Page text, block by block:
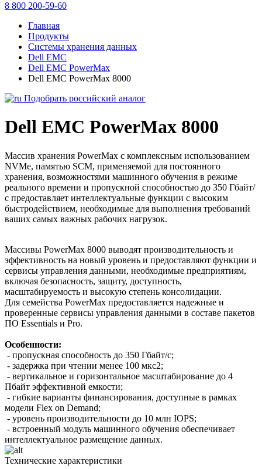
8 800 200-59-60
Главная
Продукты
Системы хранения данных
Dell EMC
Dell EMC PowerMax
Dell EMC PowerMax 8000
Подобрать российский аналог
Dell EMC PowerMax 8000
Массив хранения PowerMax с комплексным использованием
NVMe, памятью SCM, применяемой для постоянного
хранения, возможностями машинного обучения в режиме
реального времени и пропускной способностью до 350 Гбайт/
с предоставляет интеллектуальные функции с высоким
быстродействием, необходимые для выполнения требований
ваших самых важных рабочих нагрузок.
Массивы PowerMax 8000 выводят производительность и
эффективность на новый уровень и предоставляют функции и
сервисы управления данными, необходимые предприятиям,
включая безопасность, защиту, доступность,
масштабируемость и высокую степень консолидации.
Для семейства PowerMax предоставляется надежные и
проверенные сервисы управления данными в составе пакетов
ПО Essentials и Pro.
Особенности:
- пропускная способность до 350 Гбайт/с;
- задержка при чтении менее 100 мкс2;
- вертикальное и горизонтальное масштабирование до 4
Пбайт эффективной емкости;
- гибкие варианты финансирования, доступные в рамках
модели Flex on Demand;
- уровень производительности до 10 млн IOPS;
- встроенный модуль машинного обучения обеспечивает
интеллектуальное размещение данных.
Технические характеристики